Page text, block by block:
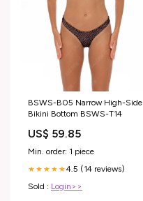
BSWS-B05 Narrow High-Side
Bikini Bottom BSWS-T14
US$ 59.85
Min. order: 1 piece
★★★★★4.5 (14 reviews)
Sold : Login>>